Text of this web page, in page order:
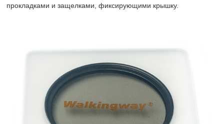
прокладками и защелками, фиксирующими крышку.